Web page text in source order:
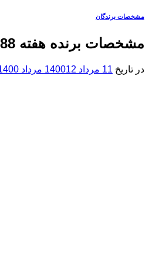
مشخصات برندگان
مشخصات برنده هفته 88
در تاریخ 11 مرداد 1400 12 مرداد 1400